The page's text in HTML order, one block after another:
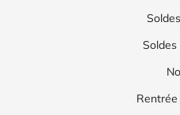
Soldes